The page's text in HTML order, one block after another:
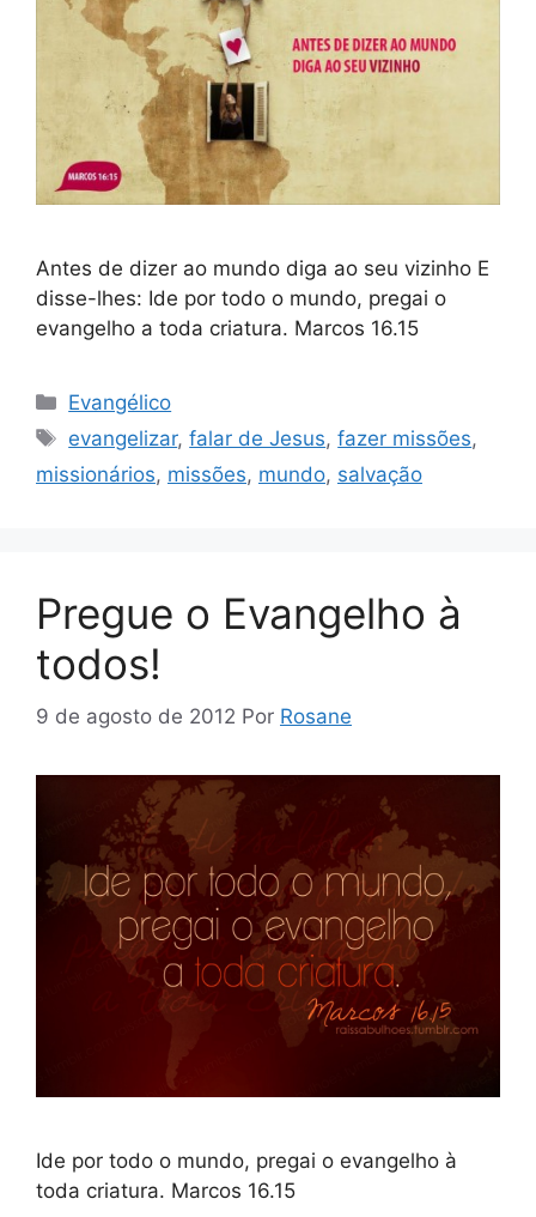
Antes de dizer ao mundo diga ao seu vizinho E
disse-lhes: Ide por todo o mundo, pregai o
evangelho a toda criatura. Marcos 16.15
Categorias
Evangélico
Tags
evangelizar,falar de Jesus,fazer missões,
missionários, missões, mundo, salvação
Pregue o Evangelho à
todos!
9 de agosto de 2012 Por Rosane
Ide por todo o mundo, pregai o evangelho à
toda criatura. Marcos 16.15